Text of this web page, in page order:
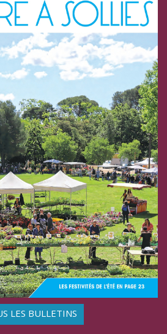
LES BULLETINS